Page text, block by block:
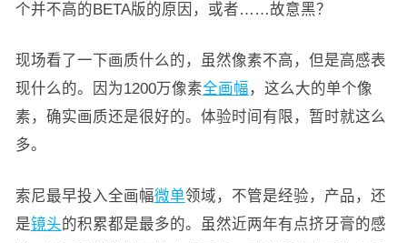
个并不高的BETA版的原因，或者……故意黑？
现场看了一下画质什么的，虽然像素不高，但是高感表
现什么的。因为1200万像素全画幅 ，这么大的单个像
素，确实画质还是很好的。体验时间有限，暂时就这么
多。
索尼最早投入全画幅微单领域，不管是经验，产品，还
是镜头的积累都是最多的。虽然近两年有点挤牙膏的感